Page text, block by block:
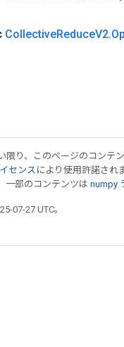
CollectiveReduceV2.
限り、このページのコンテ
センス により使用許諾され
一部のコンテンツは numpy
07-27 UTC。